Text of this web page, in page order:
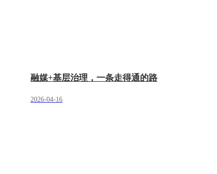
融媒+基层治理，一条走得通的路
2026-04-16